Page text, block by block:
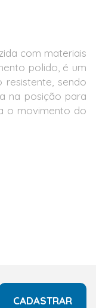
com materiais
polido, é um
sendo
na posição para
o movimento do
CADASTRAR